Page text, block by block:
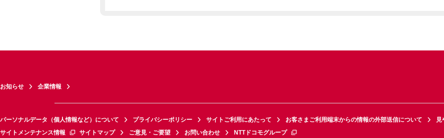
お知らせ 企業情報
パーソナルデータ（個人情報など）について プライバシーポリシー サイトご利用にあたって お客さまご利用端末からの情報の外部送信について
見
サイトメンテナンス情報
サイトマップ ご意見・ご要望 お問い合わせ NTTドコモグループ